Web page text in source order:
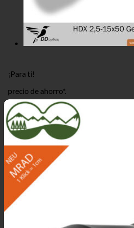
¡Para ti!
precio de ahorro*.